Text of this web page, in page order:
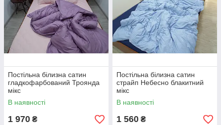
Постільна білизна сатин
гладкофарбований Троянда
мікс
В наявності
1 970 ₴
Постільна білизна сатин
страйп Небесно блакитний
мікс
В наявності
1 560 ₴